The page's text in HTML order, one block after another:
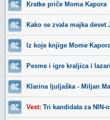
Kratke priče Moma Kapora
Kako se zvala majka devet
Iz koje knjige Mome
Pesme i igre kraljica i
Klarina ljuljaška - Miljan
Vest: Tri kandidata za NIN-